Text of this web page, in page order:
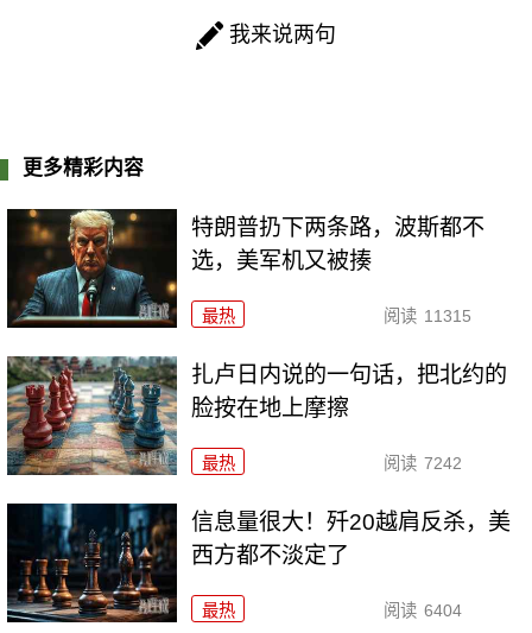
我来说两句
更多精彩内容
特朗普扔下两条路，波斯都不
选，美军机又被揍
最热 阅读 11315
扎卢日内说的一句话，把北约的
脸按在地上摩擦
最热 阅读 7242
信息量很大！歼20越肩反杀，美
西方都不淡定了
最热 阅读 6404